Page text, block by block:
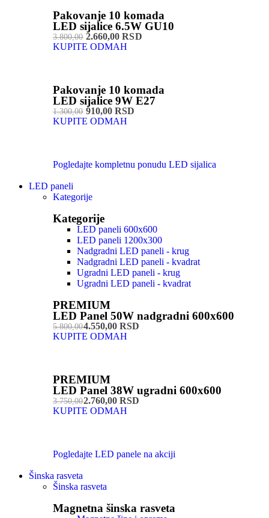
Pakovanje 10 komada
LED sijalice 6.5W GU10
3.800,002.660,00 RSD
KUPITE ODMAH
Pakovanje 10 komada
LED sijalice 9W E27
1.300,00910,00 RSD
KUPITE ODMAH
Pogledajte kompletnu ponudu LED sijalica
LED paneli
Kategorije
Kategorije
LED paneli 600x600
LED paneli 1200x300
Nadgradni LED paneli - krug
Nadgradni LED paneli - kvadrat
Ugradni LED paneli - krug
Ugradni LED paneli - kvadrat
PREMIUM
LED Panel 50W nadgradni 600x600
5.800,004.550,00 RSD
KUPITE ODMAH
PREMIUM
LED Panel 38W ugradni 600x600
3.750,002.760,00 RSD
KUPITE ODMAH
Pogledajte LED panele na akciji
Šinska rasveta
Šinska rasveta
Magnetna šinska rasveta